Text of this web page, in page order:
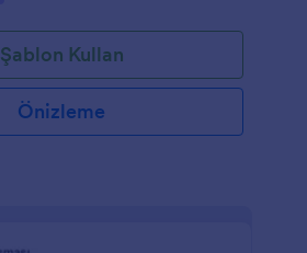
Şablon Kullan
Önizleme